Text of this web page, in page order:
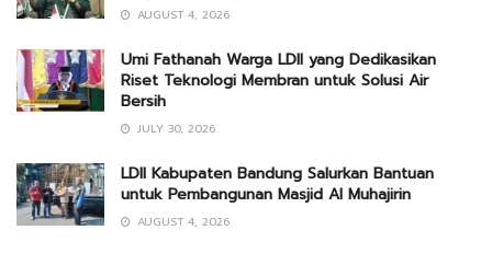
AUGUST 4, 2026
Umi Fathanah Warga LDII yang Dedikasikan
Riset Teknologi Membran untuk Solusi Air
Bersih
JULY 30, 2026
LDII Kabupaten Bandung Salurkan Bantuan
untuk Pembangunan Masjid Al Muhajirin
AUGUST 4, 2026